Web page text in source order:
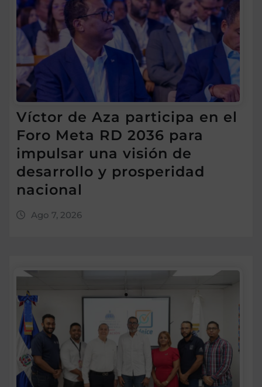
Víctor de Aza participa en el
Foro Meta RD 2036 para
impulsar una visión de
desarrollo y prosperidad
nacional
Ago 7, 2026